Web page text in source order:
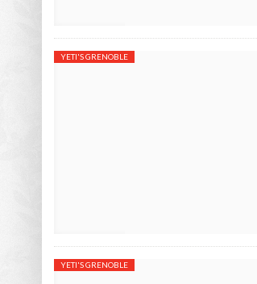
YETI'S GRENOBLE
YETI'S GRENOBLE